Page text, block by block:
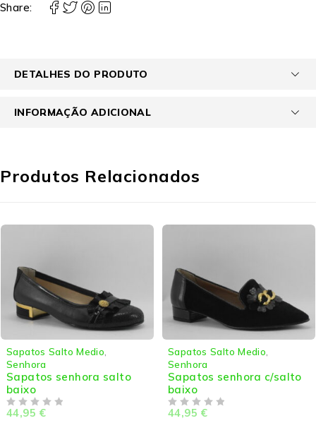
Share:
DETALHES DO PRODUTO
INFORMAÇÃO ADICIONAL
Produtos Relacionados
Sapatos Salto Medio
Senhora
Sapatos senhora c/salto
baixo
44,95
ANDRYA,Marcas,
Sapatos Rasos
Sapatos senhora rasos
59,95€
Ver opções